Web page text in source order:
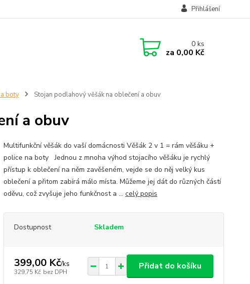
Přihlášení
0ks
za 0,00 Kč
boty Stojan podlahový věšák na oblečení a obuv
a obuv
Multifunkční věšák do vaší domácnosti Věšák 2 v 1 = rám věšáku +
police na boty Jednou z mnoha výhod stojacího věšáku je rychlý
přístup k oblečení na něm zavěšeném, vejde se do něj velký kus
oblečení a přitom zabírá málo místa. Můžeme jej dát do různých částí
oděvu, což zvyšuje jeho funkčnost a ... celý popis
Dostupnost Skladem
399,00 Kč/ks
329,75 Kč bez DPH
Přidat do košíku